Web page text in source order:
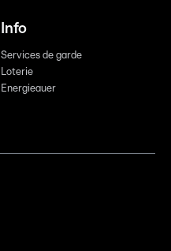
Info
Services de garde
Loterie
Energieauer